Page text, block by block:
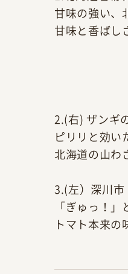
甘味の強い、
甘味と香ばし
2.(右) ザンギ
ピリリと効い
北海道の山わ
3.(左）深川
「ぎゅっ！
トマト本来の